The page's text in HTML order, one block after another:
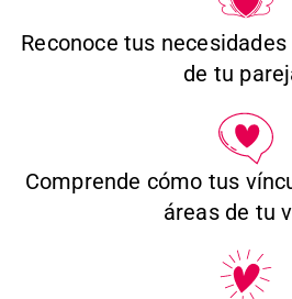
Reconoce tus
de tu
Comprende cómo tus
áreas de tu